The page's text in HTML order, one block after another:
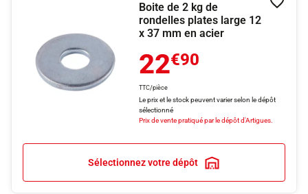
Boite de 2 kg de
rondelles plates large 12
x 37 mm en acier
22€90
TTC/pièce
Le prix et le stock peuvent varier selon le dépôt
sélectionné
Prix de vente pratiqué par le dépôt d'Artigues.
Sélectionnez votre dépôt